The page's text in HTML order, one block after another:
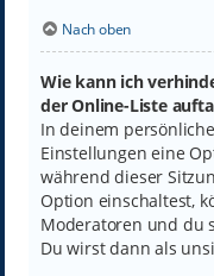
Nach oben
Wie kann ich
der Online-Liste
In deinem
Einstellungen eine
während dieser
Option einschaltest,
Moderatoren und du
Du wirst dann als